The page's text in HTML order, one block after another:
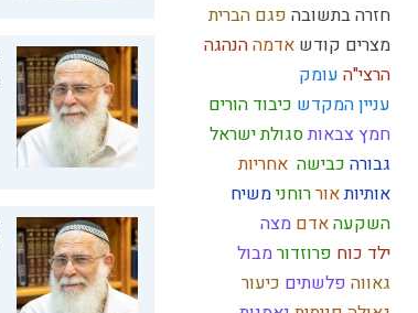
חזרה בתשובה פגם הברית
מצרים קודש אדמההנהגה
הרצי"ה עומק
עניין המקדש כיבוד הורים
חמץ צבאותסגולת ישראל
גבורה כבישה אחריות
אותיותאוררוחנימשיח
השקעהאדם מצה
ילד כוח פרוזדורמבול
גאווה פלשתים כיעור